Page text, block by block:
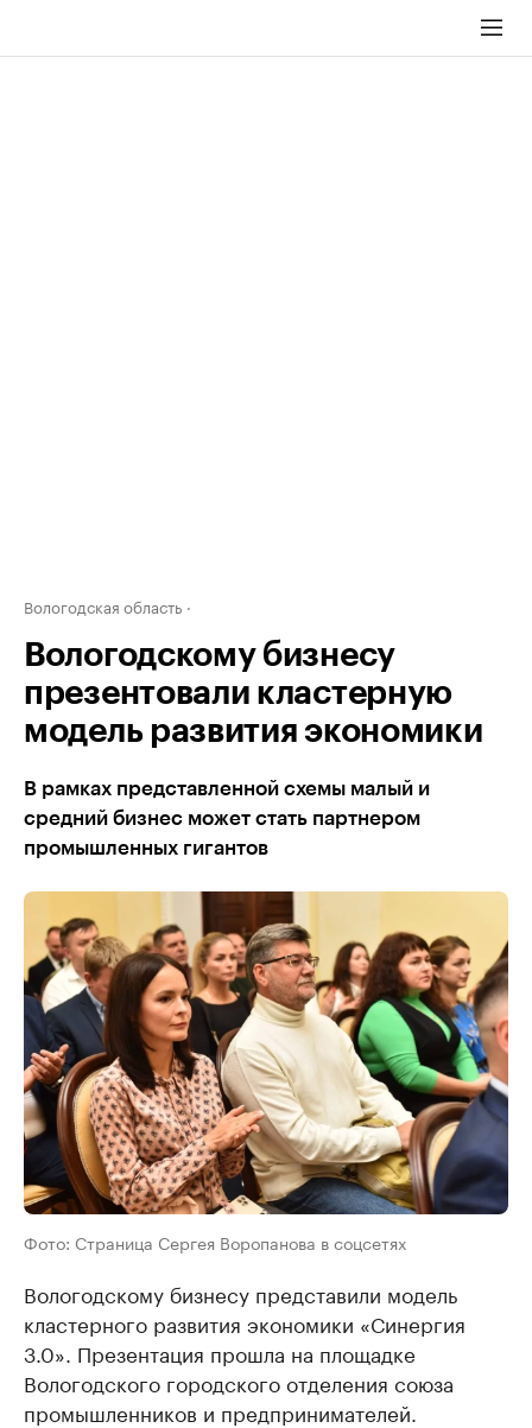
Вологодская область
Вологодскому бизнесу
презентовали кластерную
модель развития экономики
В рамках представленной схемы малый и
средний бизнес может стать партнером
промышленных гигантов
Фото: Страница Сергея Воропанова в соцсетях
Вологодскому бизнесу представили модель
кластерного развития экономики «Синергия
3.0». Презентация прошла на площадке
Вологодского городского отделения союза
промышленников и предпринимателей.